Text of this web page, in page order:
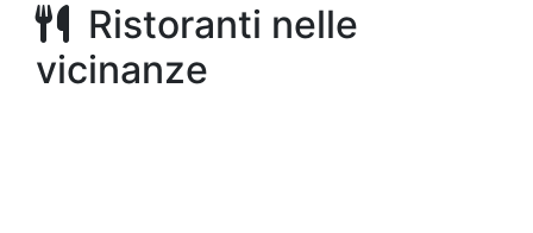
Ristoranti nelle
vicinanze